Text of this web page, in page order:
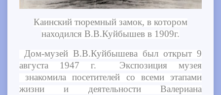
Каинский тюремный замок, в котором
находился В.В.Куйбышев в 1909г.
Дом-музей В.В.Куйбышева был открыт 9
августа 1947 г. Экспозиция музея
знакомила посетителей со всеми этапами
жизни и деятельности Валериана